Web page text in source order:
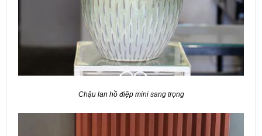
Chậu lan hồ điệp mini sang trọng